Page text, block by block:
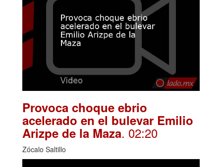
Provoca choque ebrio
acelerado en el bulevar Emilio
Arizpe de la Maza. 02:20
Zócalo Saltillo